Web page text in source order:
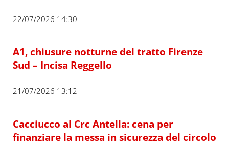
22/07/2026 14:30
A1, chiusure notturne del tratto Firenze
Sud – Incisa Reggello
21/07/2026 13:12
Cacciucco al Crc Antella: cena per
finanziare la messa in sicurezza del circolo